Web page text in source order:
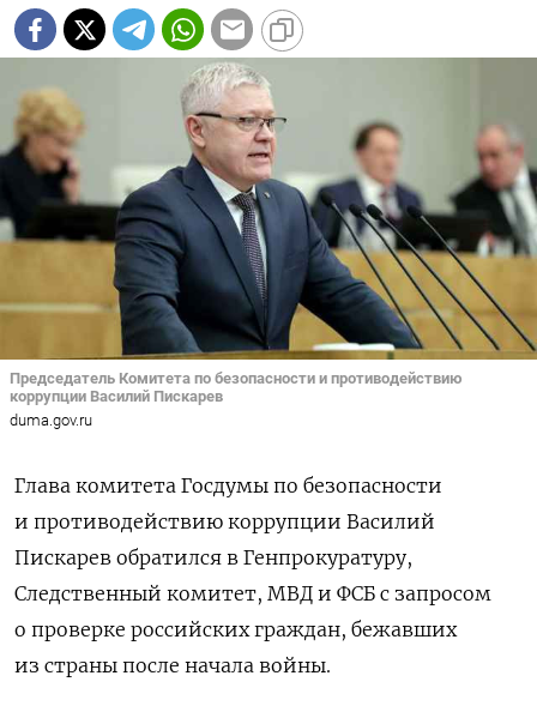
Председатель Комитета по безопасности и противодействию
коррупции Василий Пискарев
duma.gov.ru
Глава комитета Госдумы по безопасности
и противодействию коррупции Василий
Пискарев обратился в Генпрокуратуру,
Следственный комитет, МВД и ФСБ с запросом
о проверке российских граждан, бежавших
из страны после начала войны.